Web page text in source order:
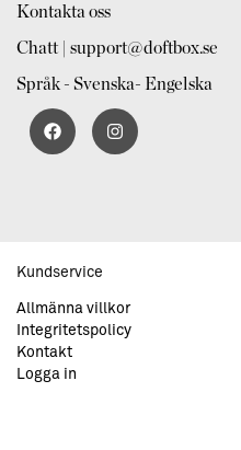
Kontakta oss
Chatt | support@doftbox.se
Språk - Svenska- Engelska
Kundservice
Allmänna villkor
Integritetspolicy
Kontakt
Logga in